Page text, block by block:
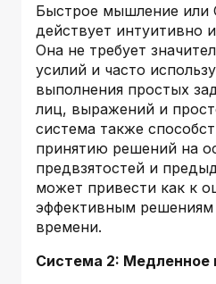
Быстрое мышление или
действует интуитивно
Она не требует
усилий и часто
выполнения простых
лиц, выражений и
система также
принятию решений на
предвзятостей и
может привести как к
эффективным решениям
времени.
Система 2: